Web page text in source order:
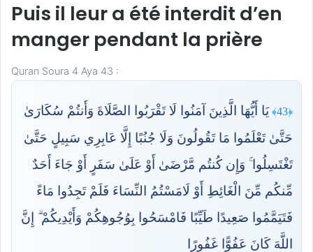
Puis il leur a été interdit d’en
manger pendant la prière
Quran Soura 4 Aya 43 :
﴿43﴾
يَا أَيُّهَا الَّذِينَ آمَنُوا لَا تَقْرَبُوا الصَّلَاةَ وَأَنتُمْ سُكَارَىٰ
حَتَّىٰ تَعْلَمُوا مَا تَقُولُونَ وَلَا جُنُبًا إِلَّا عَابِرِي سَبِيلٍ حَتَّىٰ
تَغْتَسِلُوا ۚ وَإِن كُنتُم مَّرْضَىٰ أَوْ عَلَىٰ سَفَرٍ أَوْ جَاءَ أَحَدٌ
مِّنكُم مِّنَ الْغَائِطِ أَوْ لَامَسْتُمُ النِّسَاءَ فَلَمْ تَجِدُوا مَاءً
فَتَيَمَّمُوا صَعِيدًا طَيِّبًا فَامْسَحُوا بِوُجُوهِكُمْ وَأَيْدِيكُمْ ۗ إِنَّ
اللَّهَ كَانَ عَفُوًّا غَفُورًا